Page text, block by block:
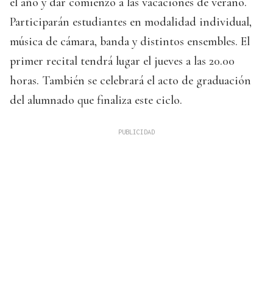
Participarán estudiantes en modalidad individual,
música de cámara, banda y distintos ensembles. El
primer recital tendrá lugar el jueves a las 20.00
horas. También se celebrará el acto de graduación
del alumnado que finaliza este ciclo.